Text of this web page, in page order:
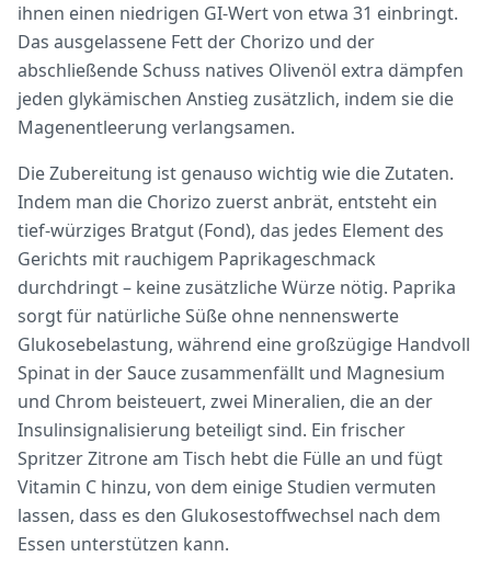
ihnen einen niedrigen GI-Wert von etwa 31 einbringt.
Das ausgelassene Fett der Chorizo und der
abschließende Schuss natives Olivenöl extra dämpfen
jeden glykämischen Anstieg zusätzlich, indem sie die
Magenentleerung verlangsamen.
Die Zubereitung ist genauso wichtig wie die Zutaten.
Indem man die Chorizo zuerst anbrät, entsteht ein
tief-würziges Bratgut (Fond), das jedes Element des
Gerichts mit rauchigem Paprikageschmack
durchdringt – keine zusätzliche Würze nötig. Paprika
sorgt für natürliche Süße ohne nennenswerte
Glukosebelastung, während eine großzügige Handvoll
Spinat in der Sauce zusammenfällt und Magnesium
und Chrom beisteuert, zwei Mineralien, die an der
Insulinsignalisierung beteiligt sind. Ein frischer
Spritzer Zitrone am Tisch hebt die Fülle an und fügt
Vitamin C hinzu, von dem einige Studien vermuten
lassen, dass es den Glukosestoffwechsel nach dem
Essen unterstützen kann.